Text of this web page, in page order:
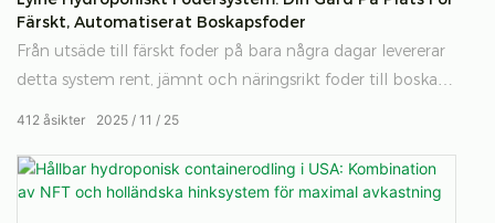
Färskt, Automatiserat Boskapsfoder
Från utsäde till färskt foder på bara några dagar levererar
detta system rent, jämnt och näringsrikt foder till boskap
foderkostnader, är det det smarta sättet att stödja friskare
djur och ett mer hållbart jordbruk.
2025 11 25
412 åsikter